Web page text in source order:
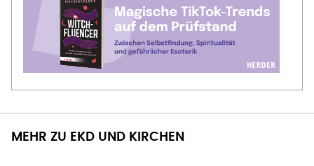
MEHR ZU EKD UND KIRCHEN